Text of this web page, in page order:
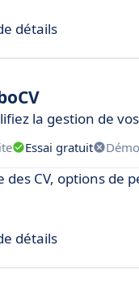
détails
la gestion de
Essai gratuit
des CV, options
détails